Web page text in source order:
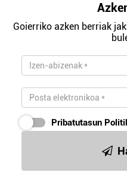
Goierriko azken berriak
Pribatutasun